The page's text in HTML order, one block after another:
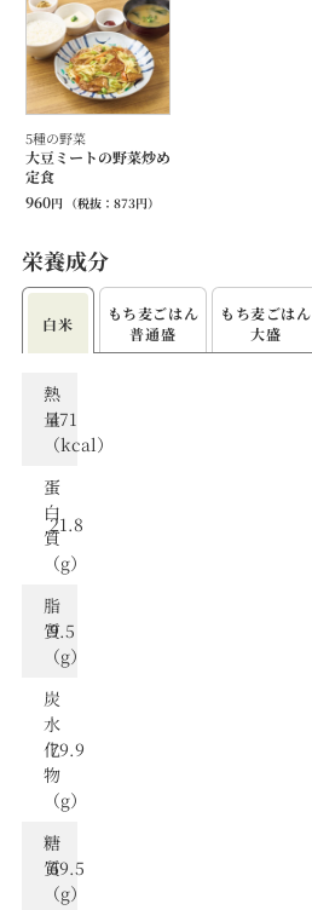
5種の野菜
大豆ミートの野菜炒め
定食
960円 （税抜：873円）
栄養成分
白米
もち⻨ごはん
普通盛
もち⻨ごはん
大盛
熱
量
（kcal）
471
蛋
⽩
質
（g）
21.8
脂
質
（g）
9.5
炭
⽔
化
物
（g）
79.9
糖
質
（g）
69.5